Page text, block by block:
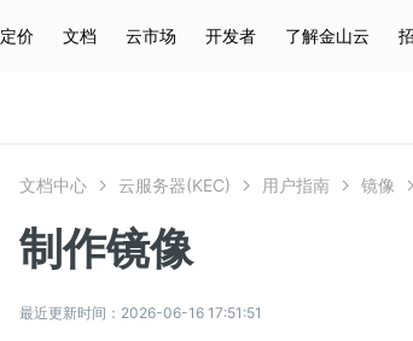
定价 文档 云市场 开发者 了解金山云
文档中心 云服务器(KEC) 用户指南 镜像
制作镜像
最近更新时间：2026-06-16 17:51:51